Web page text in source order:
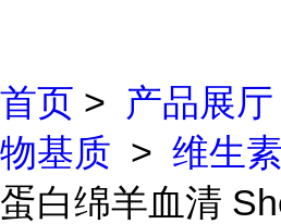
首页 > 产品展厅
物基质 > 维生
蛋白绵羊血清